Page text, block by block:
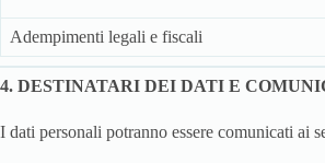
Adempimenti legali e fiscali
4. DESTINATARI DEI DATI E
I dati personali potranno essere comunicati ai